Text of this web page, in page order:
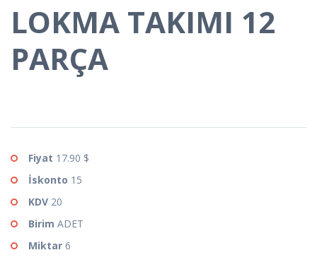
LOKMA TAKIMI 12
PARÇA
Fiyat 17.90 $
İskonto 15
KDV 20
Birim ADET
Miktar 6